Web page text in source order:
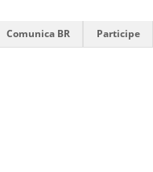
Comunica BR Participe